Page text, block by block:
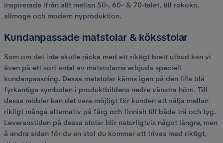
inspirerade ifrån allt mellan 50-, 60- & 70-talet, till rokoko,
allmoge och modern nyproduktion.
Kundanpassade matstolar & köksstolar
Som om det inte skulle räcka med ett riktigt brett utbud kan vi
även på ett sort antal av matstolarna erbjuda speciell
kundanpassning. Dessa matstolar känns igen på den lilla blå
fyrkantiga symbolen i produktbildens nedre vänstra hörn. Till
dessa möbler kan det vara möjligt för kunden att välja mellan
rikligt många alternativ på färg och finnish till både trä och tyg.
Leveranstiden på dessa stolar blir naturligtvis något längre, men
å andra sidan för du en stol du kommer att trivas med riktigt,